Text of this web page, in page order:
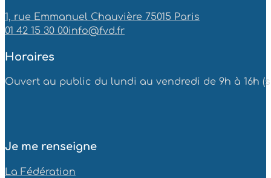
1, rue Emmanuel Chauvière 75015 Paris
01 42 15 30 00info@fvd.fr
Horaires
Ouvert au public du lundi au vendredi de 9h à 16h
Je me renseigne
La Fédération